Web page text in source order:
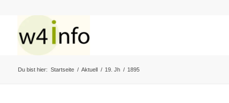
Du bist hier: Startseite / Aktuell / 19. Jh / 1895